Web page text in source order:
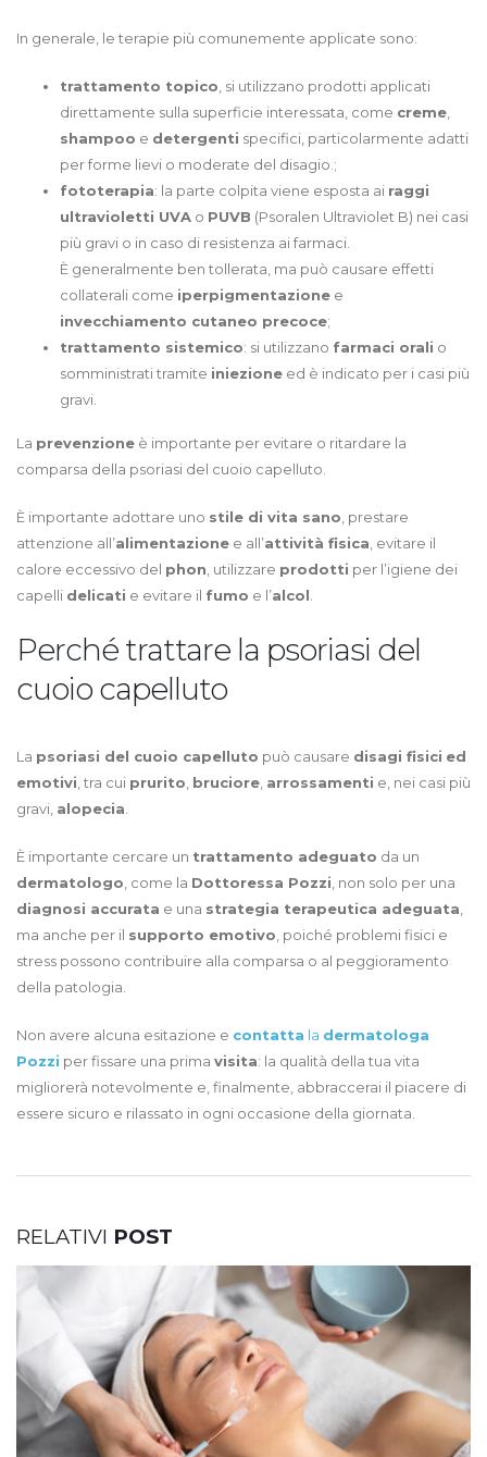
In generale, le terapie più comunemente applicate sono:
trattamento topico , si utilizzano prodotti applicati
direttamente sulla superficie interessata, come creme
shampoo e detergenti specifici, particolarmente adatti
per forme lievi o moderate del disagio.;
fototerapia: la parte colpita viene esposta ai raggi
ultravioletti UVA o PUVB (Psoralen Ultraviolet B) nei casi
più gravi o in caso di resistenza ai farmaci.
È generalmente ben tollerata, ma può causare effetti
collaterali come iperpigmentazione e
invecchiamento cutaneo precoce;
trattamento sistemico: si utilizzano farmaci orali o
somministrati tramite iniezione ed è indicato per i casi più
gravi.
La prevenzione è importante per evitare o ritardare la
comparsa della psoriasi del cuoio capelluto.
È importante adottare uno stile di vita sano , prestare
attenzione all’alimentazione e all’attività fisica , evitare il
calore eccessivo del phon , utilizzare prodotti per l’igiene dei
capelli delicati e evitare il fumo e l’alcol
Perché trattare la psoriasi del
cuoio capelluto
La psoriasi del cuoio capelluto può causare disagi fisici ed
emotivi , tra cui prurito bruciore arrossamenti e, nei casi più
gravi, alopecia
È importante cercare un trattamento adeguato da un
dermatologo , come la Dottoressa Pozzi , non solo per una
diagnosi accurata e una strategia terapeutica adeguata
ma anche per il supporto emotivo , poiché problemi fisici e
stress possono contribuire alla comparsa o al peggioramento
della patologia.
Non avere alcuna esitazione e contatta la dermatologa
Pozzi per fissare una prima visita: la qualità della tua vita
migliorerà notevolmente e, finalmente, abbraccerai il piacere di
essere sicuro e rilassato in ogni occasione della giornata.
RELATIVI POST